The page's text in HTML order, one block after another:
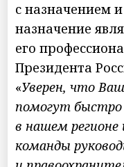
с назначением
назначение
его
Президента
«Уверен, что
помогут
в нашем
команды